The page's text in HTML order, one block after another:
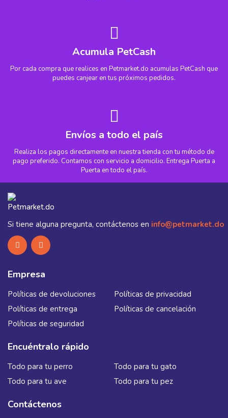
Acumula PetCash
Por cada compra que realices en Petmarket.do acumulas PetCash que
puedes canjear en tus próximos pedidos.
Envíos a todo el país
Realiza los pagos directamente en nuestra tienda con tu método de
pago preferido. Contamos con servicio a domicilio. Entrega Puerta a
Puerta en todo el país.
Si tiene alguna pregunta, contáctenos en info@petmarket.do
Empresa
Políticas de devoluciones
Políticas de privacidad
Políticas de entrega
Políticas de cancelación
Políticas de seguridad
Encuéntralo rápido
Todo para tu perro
Todo para tu gato
Todo para tu ave
Todo para tu pez
Contáctenos